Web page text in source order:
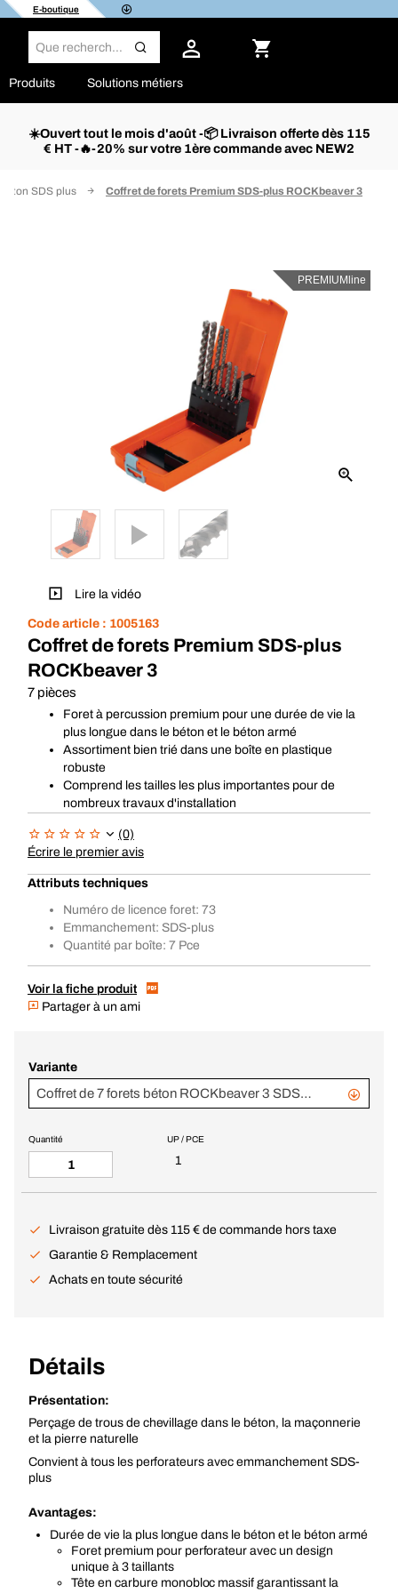
E-boutique
Produits Solutions métiers
☀️Ouvert tout le mois d'août -📦 Livraison offerte dès 115
€ HT -🔥-20% sur votre 1ère commande avec NEW2
SDS plus Coffret de forets Premium SDS-plus ROCKbeaver 3
PREMIUMline
Lire la vidéo
Code article : 1005163
Coffret de forets Premium SDS-plus
ROCKbeaver 3
7 pièces
Foret à percussion premium pour une durée de vie la
plus longue dans le béton et le béton armé
Assortiment bien trié dans une boîte en plastique
robuste
Comprend les tailles les plus importantes pour de
nombreux travaux d'installation
(0)
Écrire le premier avis
Attributs techniques
Numéro de licence foret: 73
Emmanchement: SDS-plus
Quantité par boîte: 7 Pce
Voir la fiche produit
Partager à un ami
Variante
Coffret de 7 forets béton ROCKbeaver 3 SDS-plus
UP / PCE
1
Quantité
Livraison gratuite dès 115 € de commande hors taxe
Garantie & Remplacement
Achats en toute sécurité
Détails
Présentation:
Perçage de trous de chevillage dans le béton, la maçonnerie
et la pierre naturelle
Convient à tous les perforateurs avec emmanchement SDS-
plus
Avantages:
Durée de vie la plus longue dans le béton et le béton armé
Foret premium pour perforateur avec un design
unique à 3 taillants
Tête en carbure monobloc massif garantissant la